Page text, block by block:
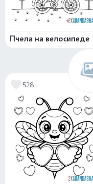
Пчела на велосипеде
528